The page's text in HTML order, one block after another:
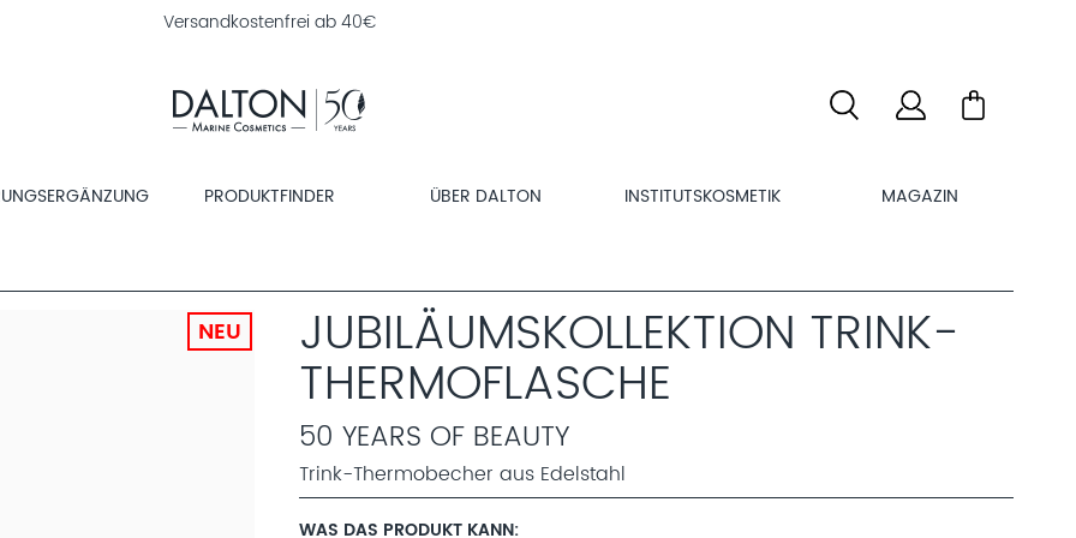
Versandkostenfrei ab 40€
PRODUKTFINDER ÜBER DALTON INSTITUTSKOSMETIK MAGAZIN
JUBILÄUMSKOLLEKTION TRINK-
THERMOFLASCHE
50 YEARS OF BEAUTY
Trink-Thermobecher aus Edelstahl
WAS DAS PRODUKT KANN
NEU